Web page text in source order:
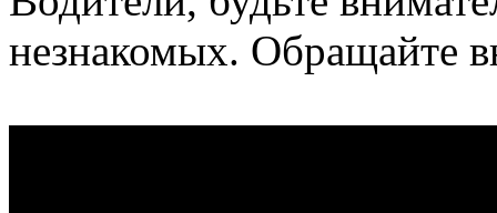
незнакомых. Обращайте